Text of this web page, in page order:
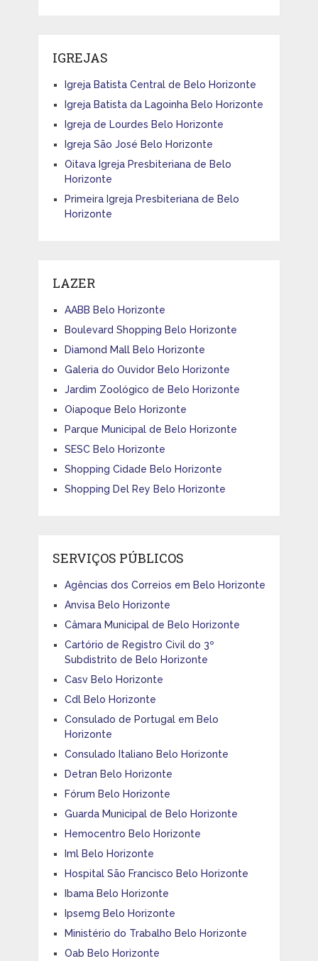
IGREJAS
Igreja Batista Central de Belo Horizonte
Igreja Batista da Lagoinha Belo Horizonte
Igreja de Lourdes Belo Horizonte
Igreja São José Belo Horizonte
Oitava Igreja Presbiteriana de Belo
Horizonte
Primeira Igreja Presbiteriana de Belo
Horizonte
LAZER
AABB Belo Horizonte
Boulevard Shopping Belo Horizonte
Diamond Mall Belo Horizonte
Galeria do Ouvidor Belo Horizonte
Jardim Zoológico de Belo Horizonte
Oiapoque Belo Horizonte
Parque Municipal de Belo Horizonte
SESC Belo Horizonte
Shopping Cidade Belo Horizonte
Shopping Del Rey Belo Horizonte
SERVIÇOS PÚBLICOS
Agências dos Correios em Belo Horizonte
Anvisa Belo Horizonte
Câmara Municipal de Belo Horizonte
Cartório de Registro Civil do 3º
Subdistrito de Belo Horizonte
Casv Belo Horizonte
Cdl Belo Horizonte
Consulado de Portugal em Belo
Horizonte
Consulado Italiano Belo Horizonte
Detran Belo Horizonte
Fórum Belo Horizonte
Guarda Municipal de Belo Horizonte
Hemocentro Belo Horizonte
Iml Belo Horizonte
Hospital São Francisco Belo Horizonte
Ibama Belo Horizonte
Ipsemg Belo Horizonte
Ministério do Trabalho Belo Horizonte
Oab Belo Horizonte